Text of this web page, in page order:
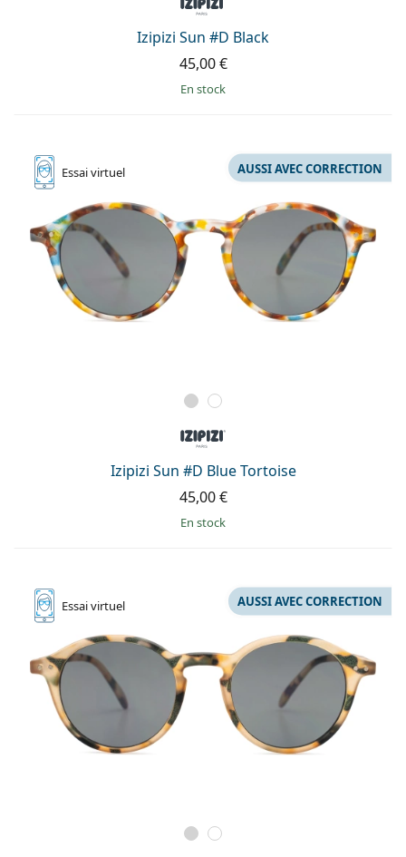
Izipizi Sun #D Black
45,00 €
en stock
Essaivirtuel
Izipizi Sun #D Blue Tortoise
AUSSI AVEC CORRECTION
45,00 €
en stock
Essaivirtuel AUSSI AVEC CORRECTION